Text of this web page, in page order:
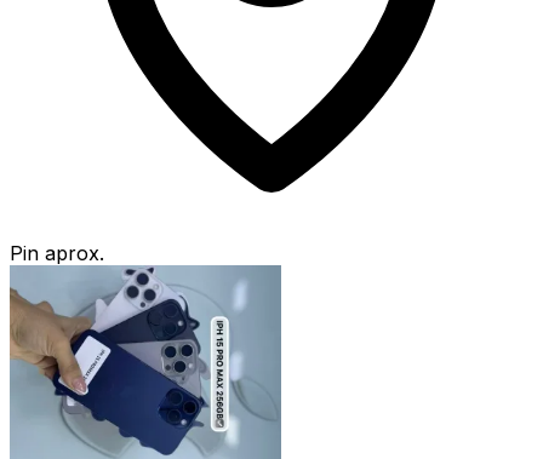
Pin aprox.